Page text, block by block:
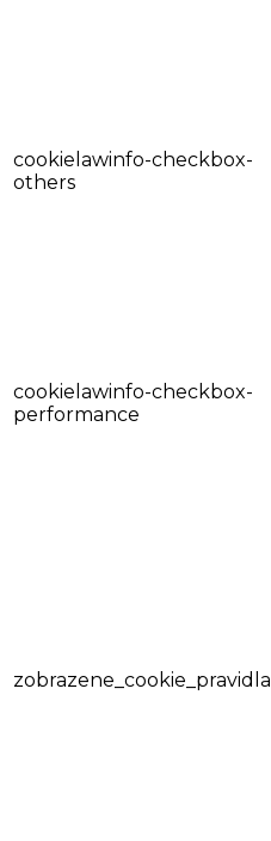
cookielawinfo-checkbox-
others
cookielawinfo-checkbox-
performance
zobrazene_cookie_pravidla